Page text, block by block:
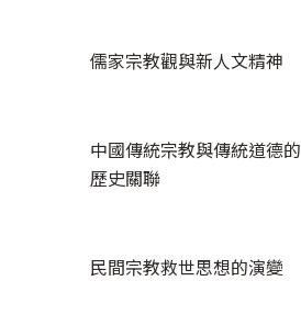
儒家宗教觀與新人文精神
中國傳統宗教與傳統道德的
歷史關聯
民間宗教救世思想的演變